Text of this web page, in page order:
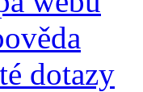
dotazy